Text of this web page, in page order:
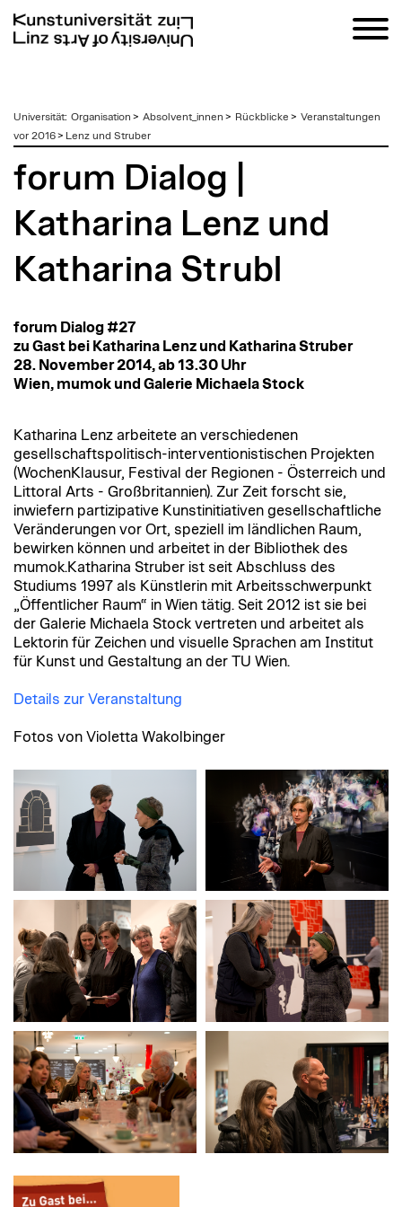
zum
Inhalt
Universität: Organisation > Absolvent_innen > Rückblicke > Veranstaltungen
vor 2016> Lenz und Struber
forum Dialog |
Katharina Lenz und
Katharina Strubl
forum Dialog #27
zu Gast bei Katharina Lenz und Katharina Struber
28. November 2014, ab 13.30 Uhr
Wien, mumok und Galerie Michaela Stock
Katharina Lenz arbeitete an verschiedenen
gesellschaftspolitisch-interventionistischen Projekten
(WochenKlausur, Festival der Regionen - Österreich und
Littoral Arts - Großbritannien). Zur Zeit forscht sie,
inwiefern partizipative Kunstinitiativen gesellschaftliche
Veränderungen vor Ort, speziell im ländlichen Raum,
bewirken können und arbeitet in der Bibliothek des
mumok.Katharina Struber ist seit Abschluss des
Studiums 1997 als Künstlerin mit Arbeitsschwerpunkt
„Öffentlicher Raum“ in Wien tätig. Seit 2012 ist sie bei
der Galerie Michaela Stock vertreten und arbeitet als
Lektorin für Zeichen und visuelle Sprachen am Institut
für Kunst und Gestaltung an der TU Wien.
Details zur Veranstaltung
Fotos von Violetta Wakolbinger